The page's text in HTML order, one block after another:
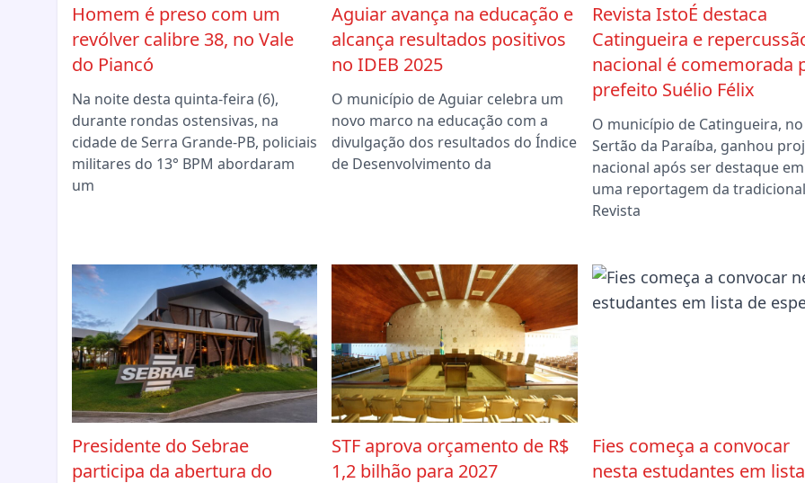
Homem é preso com um
revólver calibre 38, no Vale
do Piancó
Na noite desta quinta-feira (6),
durante rondas ostensivas, na
cidade de Serra Grande-PB, policiais
militares do 13° BPM abordaram
um
Aguiar avança na educação e
alcança resultados positivos
no IDEB 2025
O município de Aguiar celebra um
novo marco na educação com a
divulgação dos resultados do Índice
de Desenvolvimento da
Revista IstoÉ destaca
Catingueira e
nacional é comemorada
prefeito Suélio Félix
O município de Catingueira, no
Sertão da Paraíba, ganhou
nacional após ser destaque em
uma reportagem da tradicional
Revista
Presidente do Sebrae
participa da abertura do
STF aprova orçamento de R$
1,2 bilhão para 2027
Fies começa a convocar
nesta estudantes em